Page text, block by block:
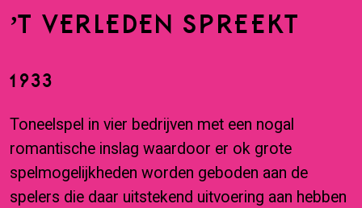
’T VERLEDEN SPREEKT
1933
Toneelspel in vier bedrijven met een nogal
romantische inslag waardoor er ok grote
spelmogelijkheden worden geboden aan de
spelers die daar uitstekend uitvoering aan hebben